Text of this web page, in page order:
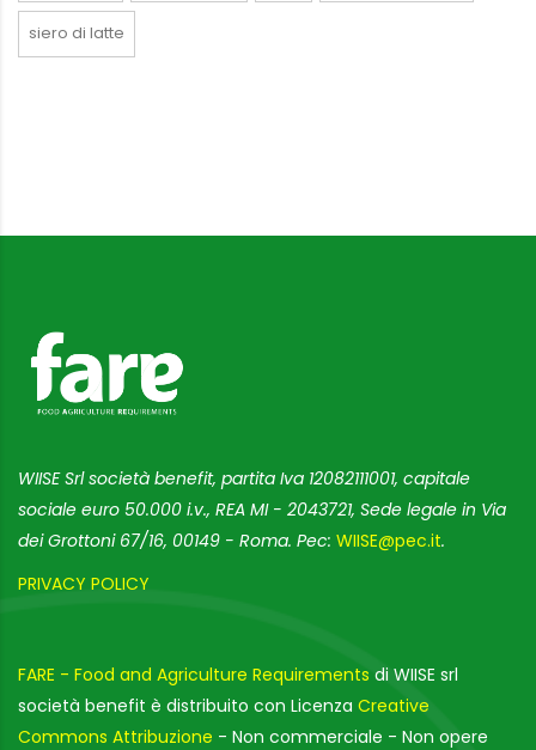
siero di latte
WIISE Srl società benefit, partita Iva 12082111001, capitale
sociale euro 50.000 i.v., REA MI - 2043721, Sede legale in Via
dei Grottoni 67/16, 00149 - Roma. Pec: WIISE@pec.it.
PRIVACY POLICY
FARE - Food and Agriculture Requirements di WIISE srl
società benefit è distribuito con Licenza Creative
Commons Attribuzione - Non commerciale - Non opere